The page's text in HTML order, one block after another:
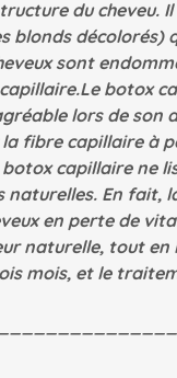
du cheveu.
blonds décolorés)
sont
botox
lors de son
fibre capillaire à
capillaire ne
En fait,
en perte de
naturelle, tout
mois, et le